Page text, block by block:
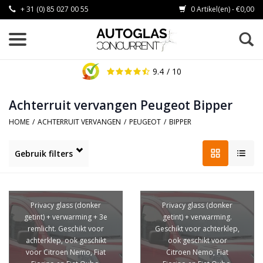
+ 31 (0) 85 027 00 55 0 Artikel(en) - €0,00
9.4 / 10
Achterruit vervangen Peugeot Bipper
HOME / ACHTERRUIT VERVANGEN / PEUGEOT / BIPPER
Gebruik filters
Privacy glass (donker
getint) + verwarming + 3e
remlicht. Geschikt voor
achterklep, ook geschikt
voor Citroen Nemo, Fiat
Privacy glass (donker
getint) + verwarming.
Geschikt voor achterklep,
ook geschikt voor
Citroen Nemo, Fiat